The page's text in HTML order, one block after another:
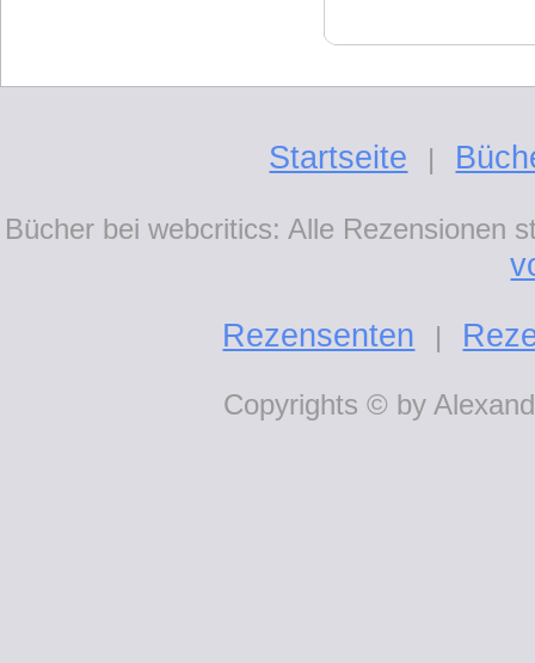
Startseite |
Bücher bei webcritics: Alle Rezensionen
Rezensenten
|
Copyrights © by